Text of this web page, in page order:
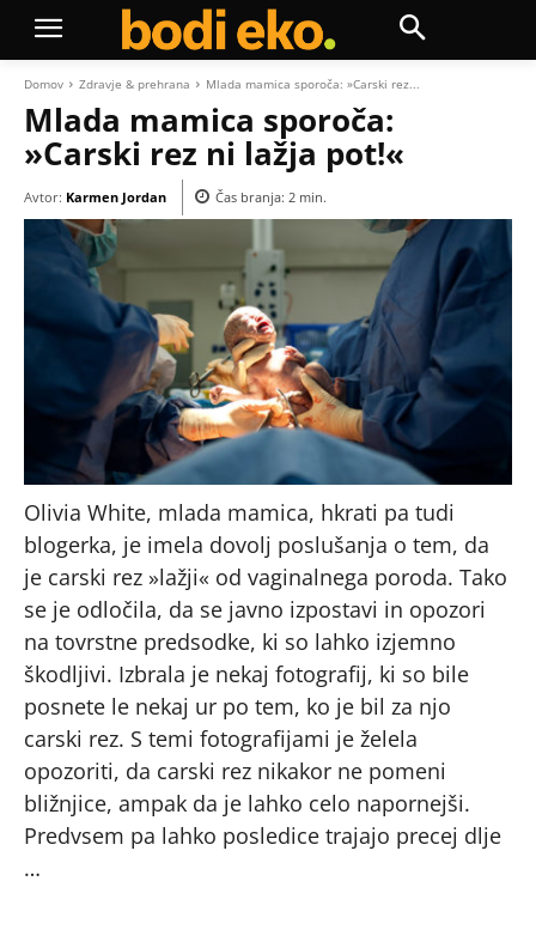
Domov Zdravje & prehrana Mlada mamica sporoča: »Carski rez...
Mlada mamica sporoča:
»Carski rez ni lažja pot!«
Avtor: Karmen Jordan Čas branja: 2 min.
Olivia White, mlada mamica, hkrati pa tudi
blogerka, je imela dovolj poslušanja o tem, da
je carski rez »lažji« od vaginalnega poroda. Tako
se je odločila, da se javno izpostavi in opozori
na tovrstne predsodke, ki so lahko izjemno
škodljivi. Izbrala je nekaj fotografij, ki so bile
posnete le nekaj ur po tem, ko je bil za njo
carski rez. S temi fotografijami je želela
opozoriti, da carski rez nikakor ne pomeni
bližnjice, ampak da je lahko celo napornejši.
Predvsem pa lahko posledice trajajo precej dlje
…